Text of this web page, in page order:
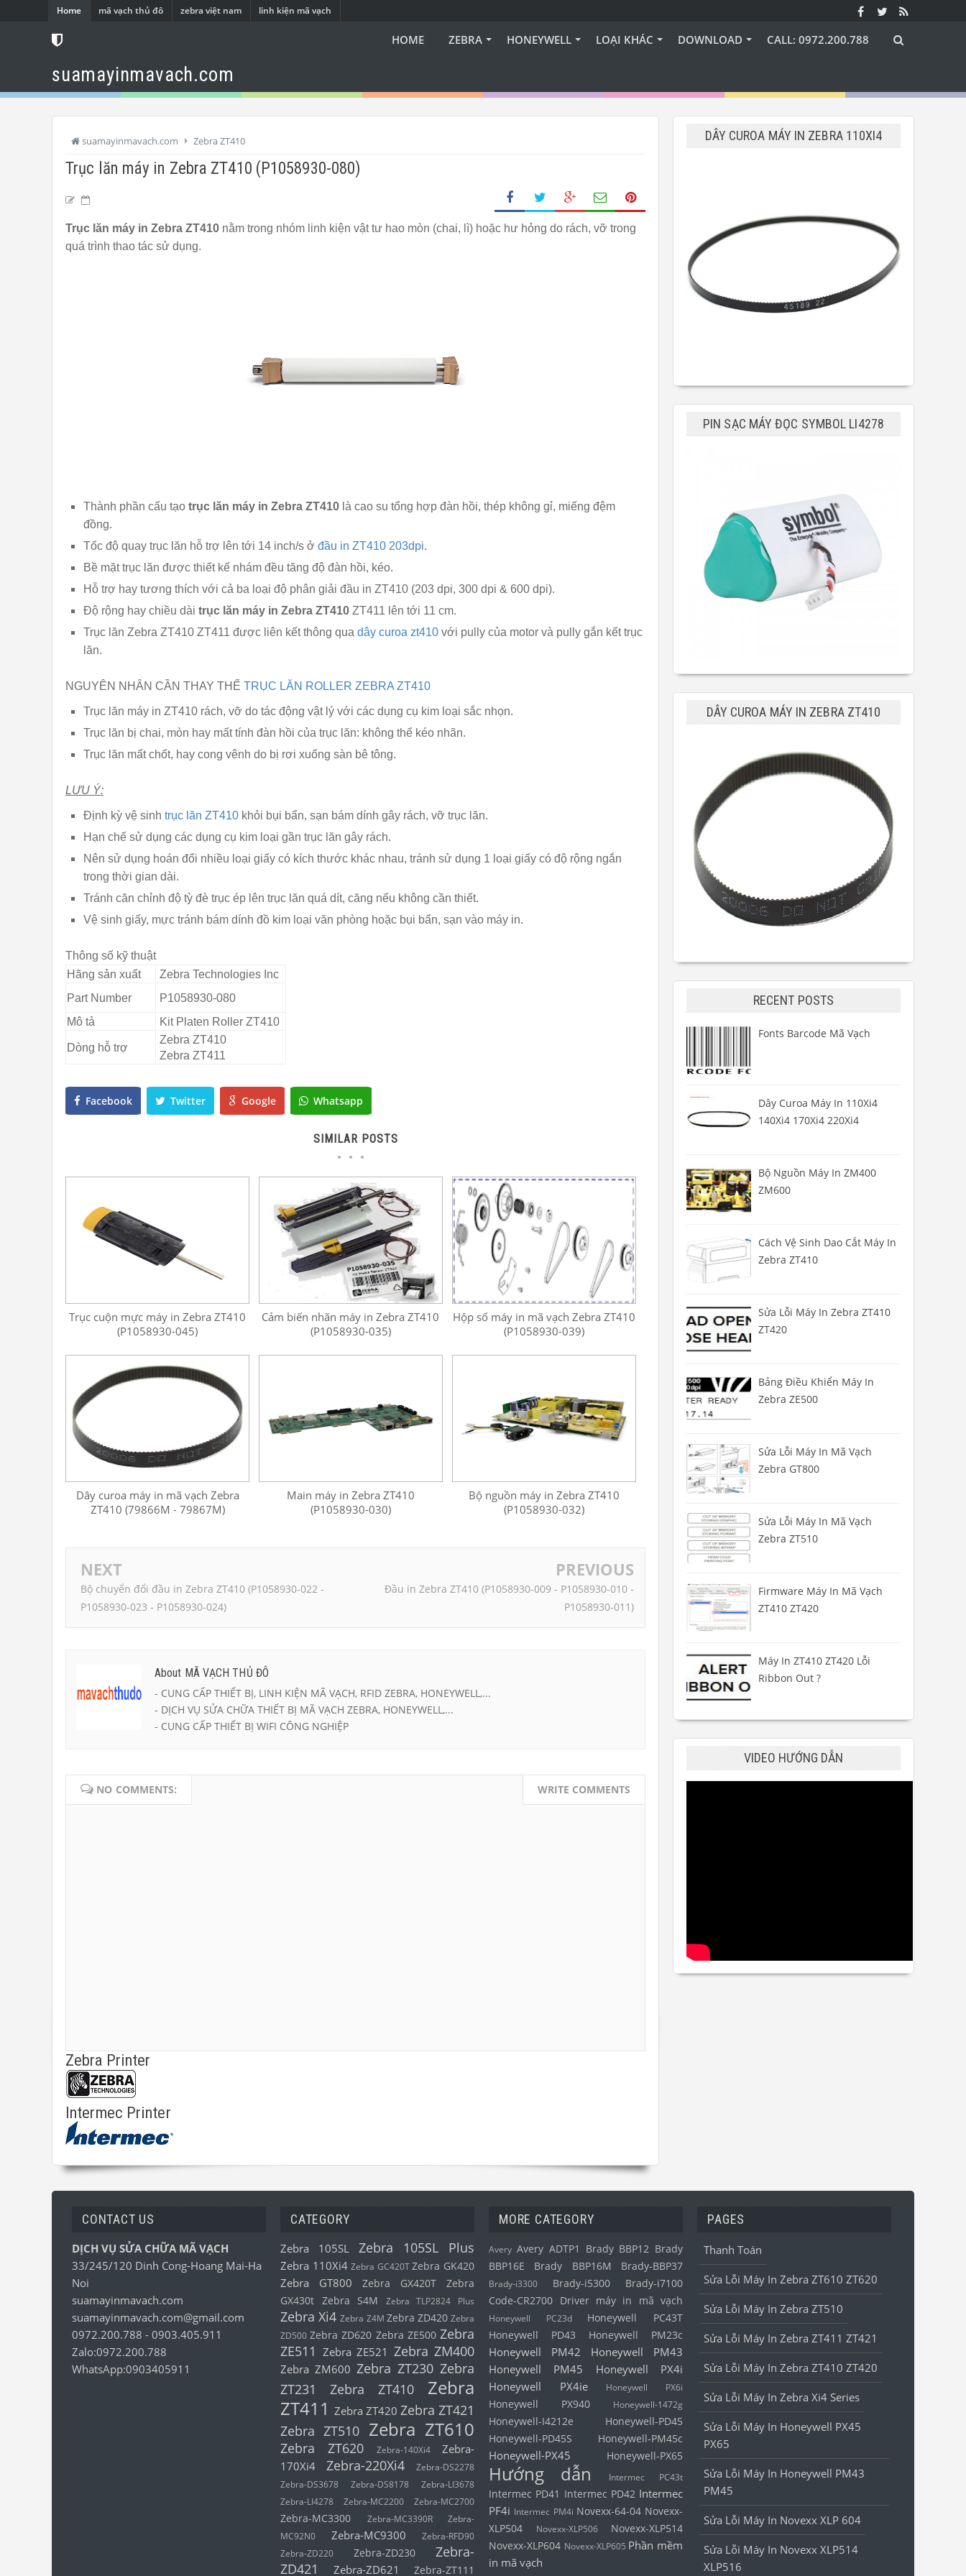
Home mã vạch thủ đô zebra việt nam linh kiện mã vạch
suamayinmavach.com
HOME ZEBRA HONEYWELL LOẠI KHÁC DOWNLOAD CALL: 0972.200.788
suamayinmavach.com Zebra ZT410
Trục lăn máy in Zebra ZT410 (P1058930-080)
Trục lăn máy in Zebra ZT410 nằm trong nhóm linh kiện vật tư hao mòn (chai, lì) hoặc hư hỏng do rách, vỡ trong
quá trình thao tác sử dụng.
Thành phần cấu tạo trục lăn máy in Zebra ZT410 là cao su tổng hợp đàn hồi, thép không gỉ, miếng đệm
đồng.
Tốc độ quay trục lăn hỗ trợ lên tới 14 inch/s ở đầu in ZT410 203dpi.
Bề mặt trục lăn được thiết kế nhám đều tăng độ đàn hồi, kéo.
Hỗ trợ hay tương thích với cả ba loại độ phân giải đầu in ZT410 (203 dpi, 300 dpi & 600 dpi).
Độ rộng hay chiều dài trục lăn máy in Zebra ZT410 ZT411 lên tới 11 cm.
Trục lăn Zebra ZT410 ZT411 được liên kết thông qua dây curoa zt410 với pully của motor và pully gắn kết trục
lăn.
NGUYÊN NHÂN CẦN THAY THẾ TRỤC LĂN ROLLER ZEBRA ZT410
Trục lăn máy in ZT410 rách, vỡ do tác động vật lý với các dụng cụ kim loại sắc nhọn.
Trục lăn bị chai, mòn hay mất tính đàn hồi của trục lăn: không thể kéo nhãn.
Trục lăn mất chốt, hay cong vênh do bị rơi xuống sàn bê tông.
LƯU Ý:
Định kỳ vệ sinh trục lăn ZT410 khỏi bụi bẩn, sạn bám dính gây rách, vỡ trục lăn.
Hạn chế sử dụng các dụng cụ kim loại gần trục lăn gây rách.
Nên sử dụng hoán đổi nhiều loại giấy có kích thước khác nhau, tránh sử dụng 1 loại giấy có độ rộng ngắn
trong thời gian dài.
Tránh căn chỉnh độ tỳ đè trục ép lên trục lăn quá dít, căng nếu không cần thiết.
Vệ sinh giấy, mực tránh bám dính đồ kim loại văn phòng hoặc bụi bẩn, sạn vào máy in.
Thông số kỹ thuật
Hãng sản xuất
Zebra Technologies Inc
Part Number
P1058930-080
Mô tả
Kit Platen Roller ZT410
Dòng hỗ trợ
Zebra ZT410
Zebra ZT411
Facebook Twitter Google Whatsapp
SIMILAR POSTS
Trục cuộn mực máy in Zebra ZT410
(P1058930-045)
Cảm biến nhãn máy in Zebra ZT410
(P1058930-035)
Hộp số máy in mã vạch Zebra ZT410
(P1058930-039)
Dây curoa máy in mã vạch Zebra
ZT410 (79866M - 79867M)
Main máy in Zebra ZT410
(P1058930-030)
Bộ nguồn máy in Zebra ZT410
(P1058930-032)
NEXT
Bộ chuyển đổi đầu in Zebra ZT410 (P1058930-022 -
P1058930-023 - P1058930-024)
PREVIOUS
Đầu in Zebra ZT410 (P1058930-009 - P1058930-010 -
P1058930-011)
About MÃ VẠCH THỦ ĐÔ
- CUNG CẤP THIẾT BỊ, LINH KIỆN MÃ VẠCH, RFID ZEBRA, HONEYWELL,...
- DỊCH VỤ SỬA CHỮA THIẾT BỊ MÃ VẠCH ZEBRA, HONEYWELL,...
- CUNG CẤP THIẾT BỊ WIFI CÔNG NGHIỆP
NO COMMENTS: WRITE COMMENTS
Zebra Printer
Intermec Printer
DÂY CUROA MÁY IN ZEBRA 110XI4
PIN SẠC MÁY ĐỌC SYMBOL LI4278
DÂY CUROA MÁY IN ZEBRA ZT410
RECENT POSTS
Fonts Barcode Mã Vạch
Dây Curoa Máy In 110Xi4
140Xi4 170Xi4 220Xi4
Bộ Nguồn Máy In ZM400
ZM600
Cách Vệ Sinh Dao Cắt Máy In
Zebra ZT410
Sửa Lỗi Máy In Zebra ZT410
ZT420
Bảng Điều Khiển Máy In
Zebra ZE500
Sửa Lỗi Máy In Mã Vạch
Zebra GT800
Sửa Lỗi Máy In Mã Vạch
Zebra ZT510
Firmware Máy In Mã Vạch
ZT410 ZT420
Máy In ZT410 ZT420 Lỗi
Ribbon Out ?
VIDEO HƯỚNG DẪN
CONTACT US
DỊCH VỤ SỬA CHỮA MÃ VẠCH
33/245/120 Dinh Cong-Hoang Mai-Ha
Noi
suamayinmavach.com
suamayinmavach.com@gmail.com
0972.200.788 - 0903.405.911
Zalo:0972.200.788
WhatsApp:0903405911
CATEGORY
Zebra 105SL Zebra 105SL Plus
Zebra 110Xi4 Zebra GC420T Zebra GK420
Zebra GT800 Zebra GX420T
Zebra
GX430t
Zebra S4M Zebra TLP2824 Plus
Zebra Xi4 Zebra Z4M Zebra ZD420 Zebra
ZD500 Zebra ZD620 Zebra ZE500 Zebra
ZE511 Zebra ZE521 Zebra ZM400
Zebra ZM600 Zebra ZT230 Zebra
ZT231
Zebra ZT410
Zebra
ZT411 Zebra ZT420 Zebra ZT421
Zebra ZT510 Zebra ZT610
Zebra ZT620 Zebra-140Xi4
Zebra-
170Xi4
Zebra-220Xi4
Zebra-DS2278
Zebra-DS3678
Zebra-DS8178
Zebra-LI3678
Zebra-LI4278
Zebra-MC2200 Zebra-MC2700
Zebra-MC3300 Zebra-MC3390R
Zebra-
MC92N0
Zebra-MC9300
Zebra-RFD90
Zebra-ZD220
Zebra-ZD230
Zebra-
ZD421
Zebra-ZD621 Zebra-ZT111
MORE CATEGORY
Avery Avery ADTP1 Brady BBP12 Brady
BBP16E
Brady BBP16M Brady-BBP37
Brady-i3300 Brady-i5300
Brady-i7100
Code-CR2700
Driver máy in mã vạch
Honeywell PC23d
Honeywell PC43T
Honeywell PD43
Honeywell PM23c
Honeywell PM42
Honeywell PM43
Honeywell PM45
Honeywell PX4i
Honeywell PX4ie
Honeywell PX6i
Honeywell PX940 Honeywell-1472g
Honeywell-I4212e
Honeywell-PD45
Honeywell-PD45S
Honeywell-PM45c
Honeywell-PX45 Honeywell-PX65
Hướng dẫn Intermec PC43t
Intermec PD41 Intermec PD42 Intermec
PF4i Intermec PM4i Novexx-64-04 Novexx-
XLP504
Novexx-XLP506
Novexx-XLP514
Novexx-XLP604 Novexx-XLP605 Phần mềm
in mã vạch
PAGES
Thanh Toán
Sửa Lỗi Máy In Zebra ZT610 ZT620
Sửa Lỗi Máy In Zebra ZT510
Sửa Lỗi Máy In Zebra ZT411 ZT421
Sửa Lỗi Máy In Zebra ZT410 ZT420
Sửa Lỗi Máy In Zebra Xi4 Series
Sửa Lỗi Máy In Honeywell PX45
PX65
Sửa Lỗi Máy In Honeywell PM43
PM45
Sửa Lỗi Máy In Novexx XLP 604
Sửa Lỗi Máy In Novexx XLP514
XLP516